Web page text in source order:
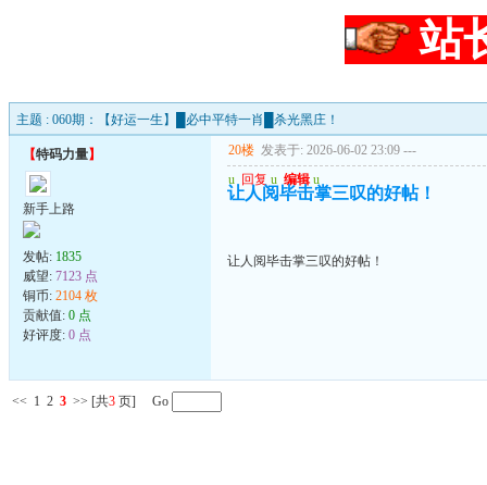
站
主题 : 060期：【好运一生】█必中平特一肖█杀光黑庄！
【特码力量】
新手上路
发帖: 1835
威望: 7123 点
铜币: 2104 枚
贡献值: 0 点
好评度: 0 点
20楼 发表于: 2026-06-02 23:09 ---
u 回复 u 编辑 u
让人阅毕击掌三叹的好帖！
让人阅毕击掌三叹的好帖！
<< 1 2 3 >> [共3 页] Go